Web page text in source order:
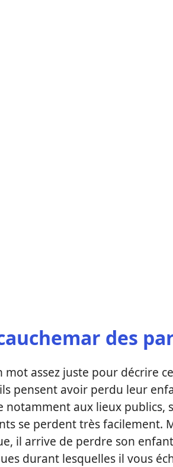
des
mot assez juste pour décrire
pensent avoir perdu leur
notamment aux lieux publics,
se perdent très facilement.
il arrive de perdre son
durant lesquelles il vous